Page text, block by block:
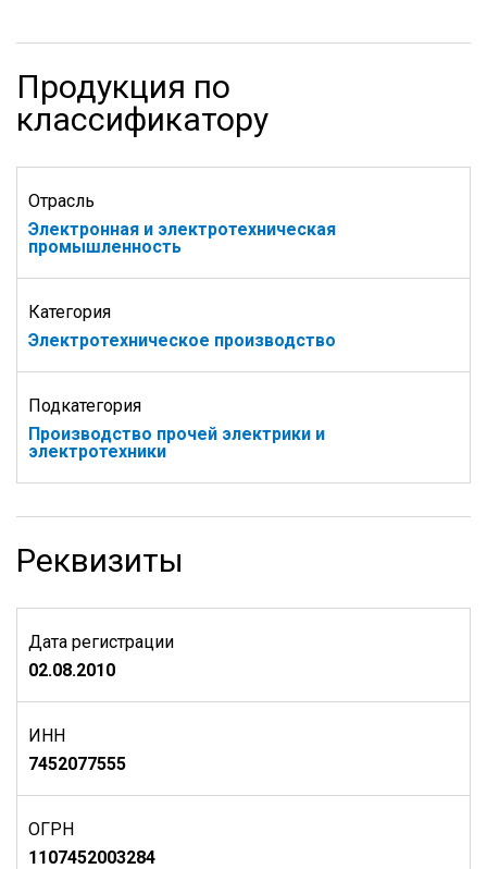
Продукция по
классификатору
Отрасль
Электронная и электротехническая
промышленность
Категория
Электротехническое производство
Подкатегория
Производство прочей электрики и
электротехники
Реквизиты
Дата регистрации
02.08.2010
ИНН
7452077555
ОГРН
1107452003284